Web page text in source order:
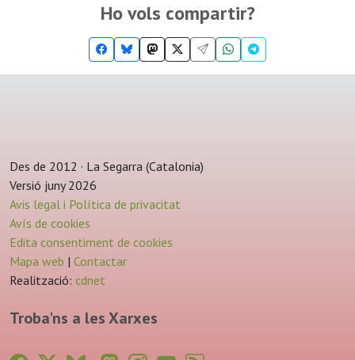
Ho vols compartir?
Des de 2012 · La Segarra (Catalonia)
Versió juny 2026
Avis legal i Política de privacitat
Avís de cookies
Edita consentiment de cookies
Mapa web | Contactar
Realització: cdnet
Troba'ns a les Xarxes